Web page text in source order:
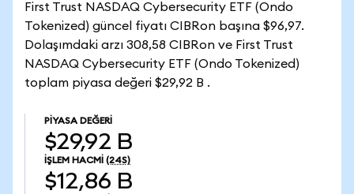
First Trust NASDAQ Cybersecurity ETF (Ondo
Tokenized) güncel fiyatı CIBRon başına $96,97.
Dolaşımdaki arzı 308,58 CIBRon ve First Trust
NASDAQ Cybersecurity ETF (Ondo Tokenized)
toplam piyasa değeri $29,92 B .
PIYASA DEĞERI
$29,92 B
İŞLEM HACMI (24S)
$12,86 B